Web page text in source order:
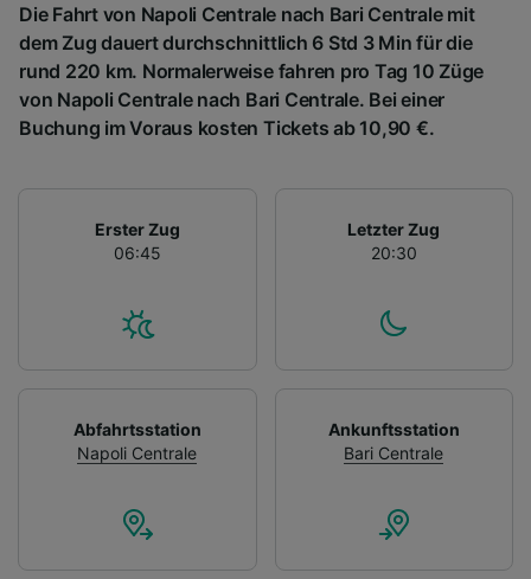
Die Fahrt von Napoli Centrale nach Bari Centrale mit
dem Zug dauert durchschnittlich 6 Std 3 Min für die
rund 220 km. Normalerweise fahren pro Tag 10 Züge
von Napoli Centrale nach Bari Centrale. Bei einer
Buchung im Voraus kosten Tickets ab 10,90 €.
Erster Zug
06:45
Letzter Zug
20:30
Abfahrtsstation
Napoli Centrale
Ankunftsstation
Bari Centrale